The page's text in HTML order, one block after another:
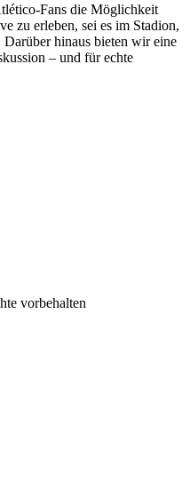
Fans die Möglichkeit
zu erleben, sei es im Stadion,
hinaus bieten wir eine
– und für echte
vorbehalten